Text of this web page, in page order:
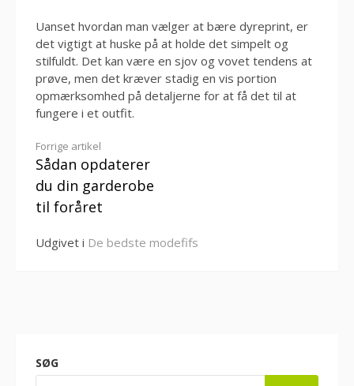
Uanset hvordan man vælger at bære dyreprint, er
det vigtigt at huske på at holde det simpelt og
stilfuldt. Det kan være en sjov og vovet tendens at
prøve, men det kræver stadig en vis portion
opmærksomhed på detaljerne for at få det til at
fungere i et outfit.
Læs
videre
Forrige artikel
Sådan opdaterer
du din garderobe
til foråret
Udgivet i De bedste modefifs
SØG